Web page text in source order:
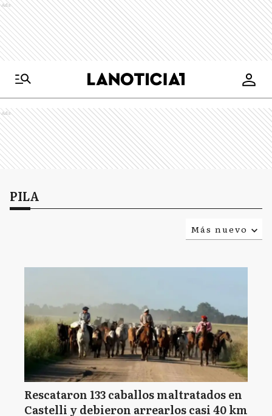
Ads
Ads
PILA
Más nuevo
Rescataron 133 caballos maltratados en
Castelli y debieron arrearlos casi 40 km